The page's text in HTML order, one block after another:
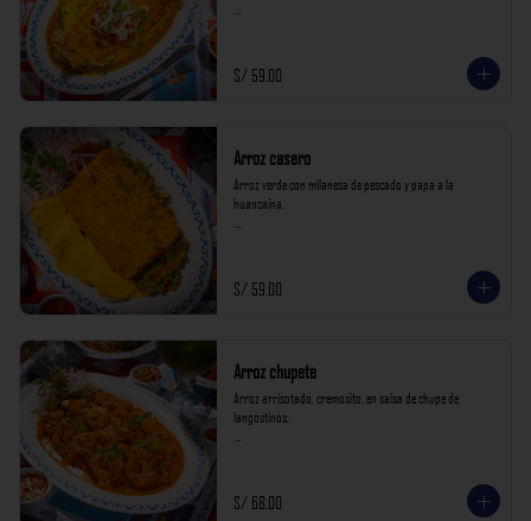
S/ 59.00
Arroz casero
Arroz verde con milanesa de pescado y papa a la
huancaína.
S/ 59.00
Arroz chupete
Arroz arrisotado, cremosito, en salsa de chupe de
langostinos.
S/ 68.00